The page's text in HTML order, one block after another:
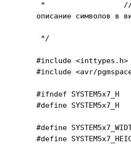
*                  //
описание символов в
*/
#include <inttypes.h>
#include <avr/
#ifndef SYSTEM5x7_H
#define SYSTEM5x7_H
#define
#define